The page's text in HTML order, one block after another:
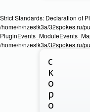
Strict Standards: Declaration of
/home/n/nzestk3a/32spokes.ru/
/home/n/nzestk3a/32spokes.ru/
с
к
о
р
о